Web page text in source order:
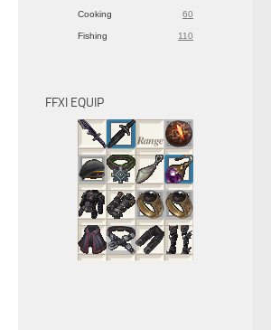
Cooking 60
Fishing 110
FFXI EQUIP